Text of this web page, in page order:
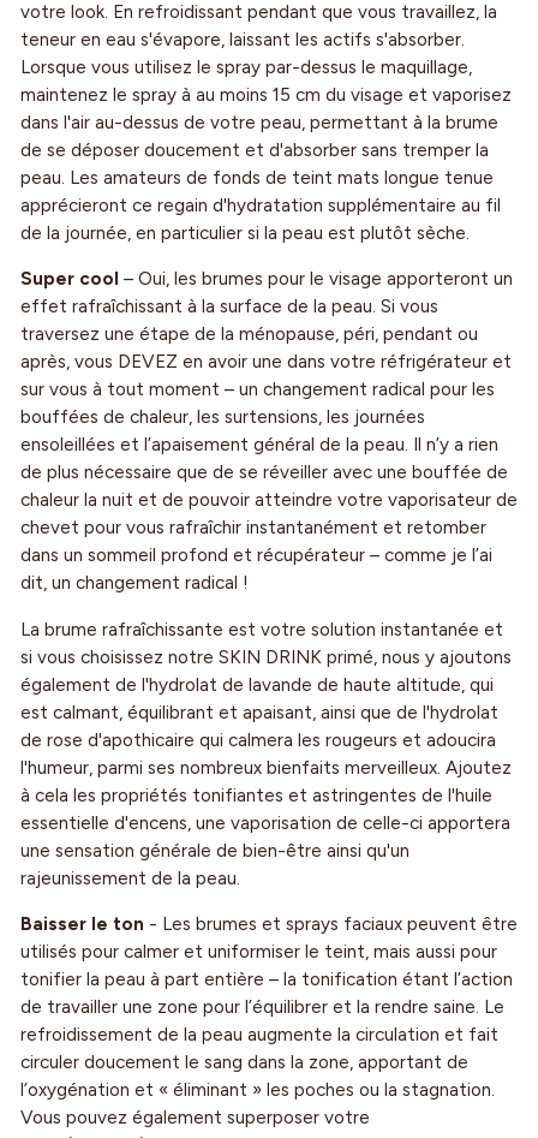
votre look. En refroidissant pendant que vous travaillez, la
teneur en eau s'évapore, laissant les actifs s'absorber.
Lorsque vous utilisez le spray par-dessus le maquillage,
maintenez le spray à au moins 15 cm du visage et vaporisez
dans l'air au-dessus de votre peau, permettant à la brume
de se déposer doucement et d'absorber sans tremper la
peau. Les amateurs de fonds de teint mats longue tenue
apprécieront ce regain d'hydratation supplémentaire au fil
de la journée, en particulier si la peau est plutôt sèche.
Super cool – Oui, les brumes pour le visage apporteront un
effet rafraîchissant à la surface de la peau. Si vous
traversez une étape de la ménopause, péri, pendant ou
après, vous DEVEZ en avoir une dans votre réfrigérateur et
sur vous à tout moment – ​​un changement radical pour les
bouffées de chaleur, les surtensions, les journées
ensoleillées et l’apaisement général de la peau. Il n’y a rien
de plus nécessaire que de se réveiller avec une bouffée de
chaleur la nuit et de pouvoir atteindre votre vaporisateur de
chevet pour vous rafraîchir instantanément et retomber
dans un sommeil profond et récupérateur – comme je l’ai
dit, un changement radical !
La brume rafraîchissante est votre solution instantanée et
si vous choisissez notre SKIN DRINK primé, nous y ajoutons
également de l'hydrolat de lavande de haute altitude, qui
est calmant, équilibrant et apaisant, ainsi que de l'hydrolat
de rose d'apothicaire qui calmera les rougeurs et adoucira
l'humeur, parmi ses nombreux bienfaits merveilleux. Ajoutez
à cela les propriétés tonifiantes et astringentes de l'huile
essentielle d'encens, une vaporisation de celle-ci apportera
une sensation générale de bien-être ainsi qu'un
rajeunissement de la peau.
Baisser le ton - Les brumes et sprays faciaux peuvent être
utilisés pour calmer et uniformiser le teint, mais aussi pour
tonifier la peau à part entière – la tonification étant l’action
de travailler une zone pour l’équilibrer et la rendre saine. Le
refroidissement de la peau augmente la circulation et fait
circuler doucement le sang dans la zone, apportant de
l’oxygénation et « éliminant » les poches ou la stagnation.
Vous pouvez également superposer votre